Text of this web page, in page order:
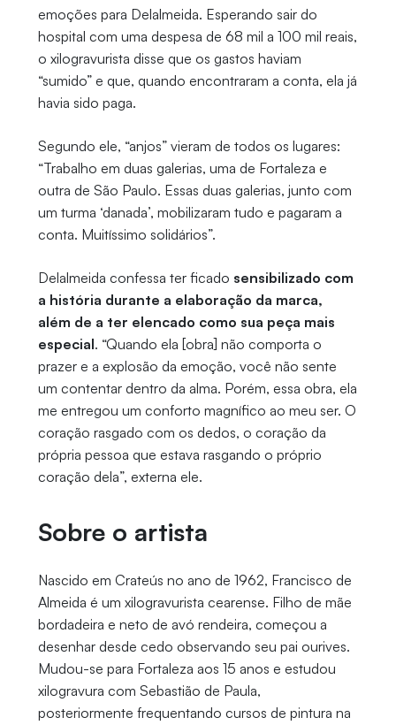
emoções para Delalmeida. Esperando sair do
hospital com uma despesa de 68 mil a 100 mil reais,
o xilogravurista disse que os gastos haviam
“sumido” e que, quando encontraram a conta, ela já
havia sido paga.
Segundo ele, “anjos” vieram de todos os lugares:
“Trabalho em duas galerias, uma de Fortaleza e
outra de São Paulo. Essas duas galerias, junto com
um turma ‘danada’, mobilizaram tudo e pagaram a
conta. Muitíssimo solidários”.
Delalmeida confessa ter ficado sensibilizado com
a história durante a elaboração da marca,
além de a ter elencado como sua peça mais
especial. “Quando ela [obra] não comporta o
prazer e a explosão da emoção, você não sente
um contentar dentro da alma. Porém, essa obra, ela
me entregou um conforto magnífico ao meu ser. O
coração rasgado com os dedos, o coração da
própria pessoa que estava rasgando o próprio
coração dela”, externa ele.
Sobre o artista
Nascido em Crateús no ano de 1962, Francisco de
Almeida é um xilogravurista cearense. Filho de mãe
bordadeira e neto de avó rendeira, começou a
desenhar desde cedo observando seu pai ourives.
Mudou-se para Fortaleza aos 15 anos e estudou
xilogravura com Sebastião de Paula,
posteriormente frequentando cursos de pintura na